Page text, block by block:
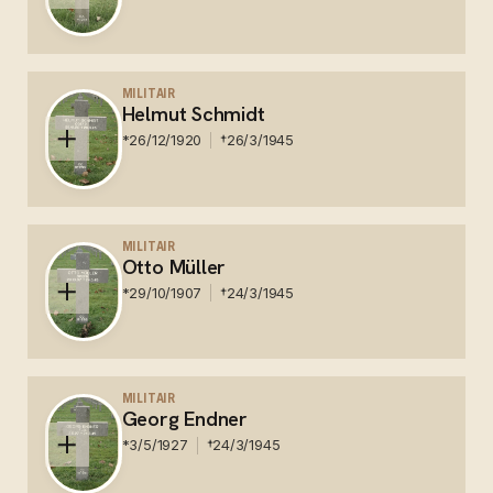
Duits - veldgraf tegenover de woning van G.H.
Pastoors. Herbegraven op de Duitse militaire
begraafplaats in Ysselsteyn
MILITAIR
Helmut Schmidt
*26/12/1920 †26/3/1945
Herbegraven op de Duitse militaire begraafplaats in
Ysselsteyn
MILITAIR
Otto Müller
*29/10/1907 †24/3/1945
Duits - veldgraf op de R.K. begraafplaats.
Herbegraven op de Duitse militaire begraafplaats in
Ysselsteyn
MILITAIR
Georg Endner
*3/5/1927 †24/3/1945